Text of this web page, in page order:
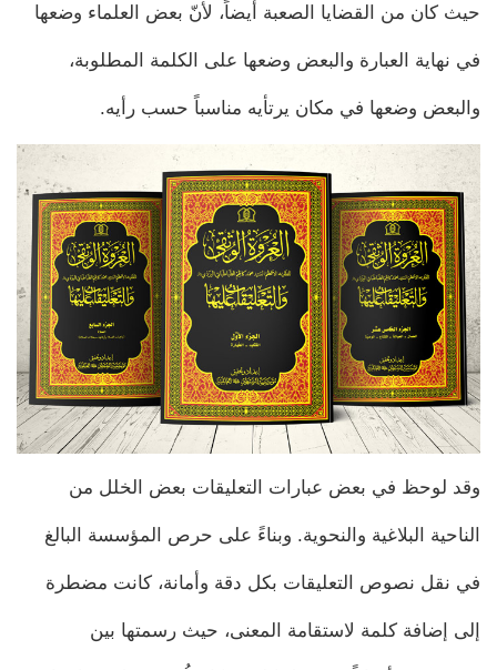
حيث كان من القضايا الصعبة أيضاً، لأنّ بعض العلماء وضعها
في نهاية العبارة والبعض وضعها على الكلمة المطلوبة،
والبعض وضعها في مكان يرتأيه مناسباً حسب رأيه.
وقد لوحظ في بعض عبارات التعليقات بعض الخلل من
الناحية البلاغية والنحوية. وبناءً على حرص المؤسسة البالغ
في نقل نصوص التعليقات بكل دقة وأمانة، كانت مضطرة
إلى إضافة كلمة لاستقامة المعنى، حيث رسمتها بين